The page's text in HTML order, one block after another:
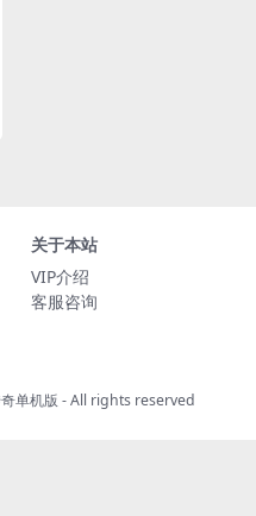
关于本站
VIP介绍
客服咨询
单机版 - All rights reserved